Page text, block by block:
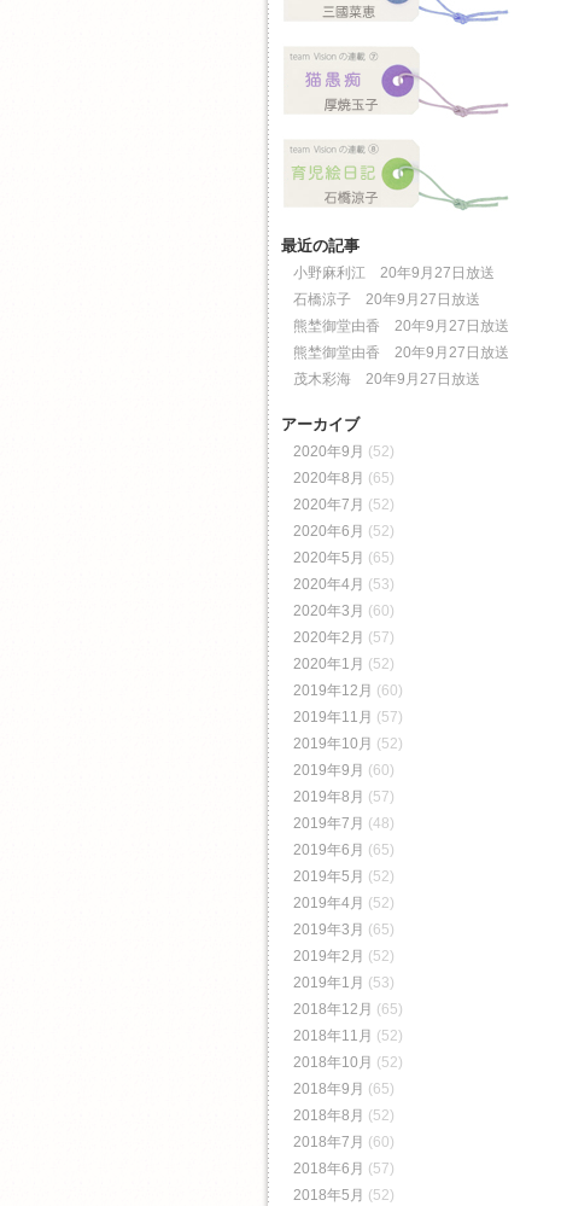
最近の記事
小野麻利江 20年9月27日放送
石橋涼子 20年9月27日放送
熊埜御堂由香 20年9月27日放送
熊埜御堂由香 20年9月27日放送
茂木彩海 20年9月27日放送
アーカイブ
2020年9月 (52)
2020年8月 (65)
2020年7月 (52)
2020年6月 (52)
2020年5月 (65)
2020年4月 (53)
2020年3月 (60)
2020年2月 (57)
2020年1月 (52)
2019年12月 (60)
2019年11月 (57)
2019年10月 (52)
2019年9月 (60)
2019年8月 (57)
2019年7月 (48)
2019年6月 (65)
2019年5月 (52)
2019年4月 (52)
2019年3月 (65)
2019年2月 (52)
2019年1月 (53)
2018年12月 (65)
2018年11月 (52)
2018年10月 (52)
2018年9月 (65)
2018年8月 (52)
2018年7月 (60)
2018年6月 (57)
2018年5月 (52)